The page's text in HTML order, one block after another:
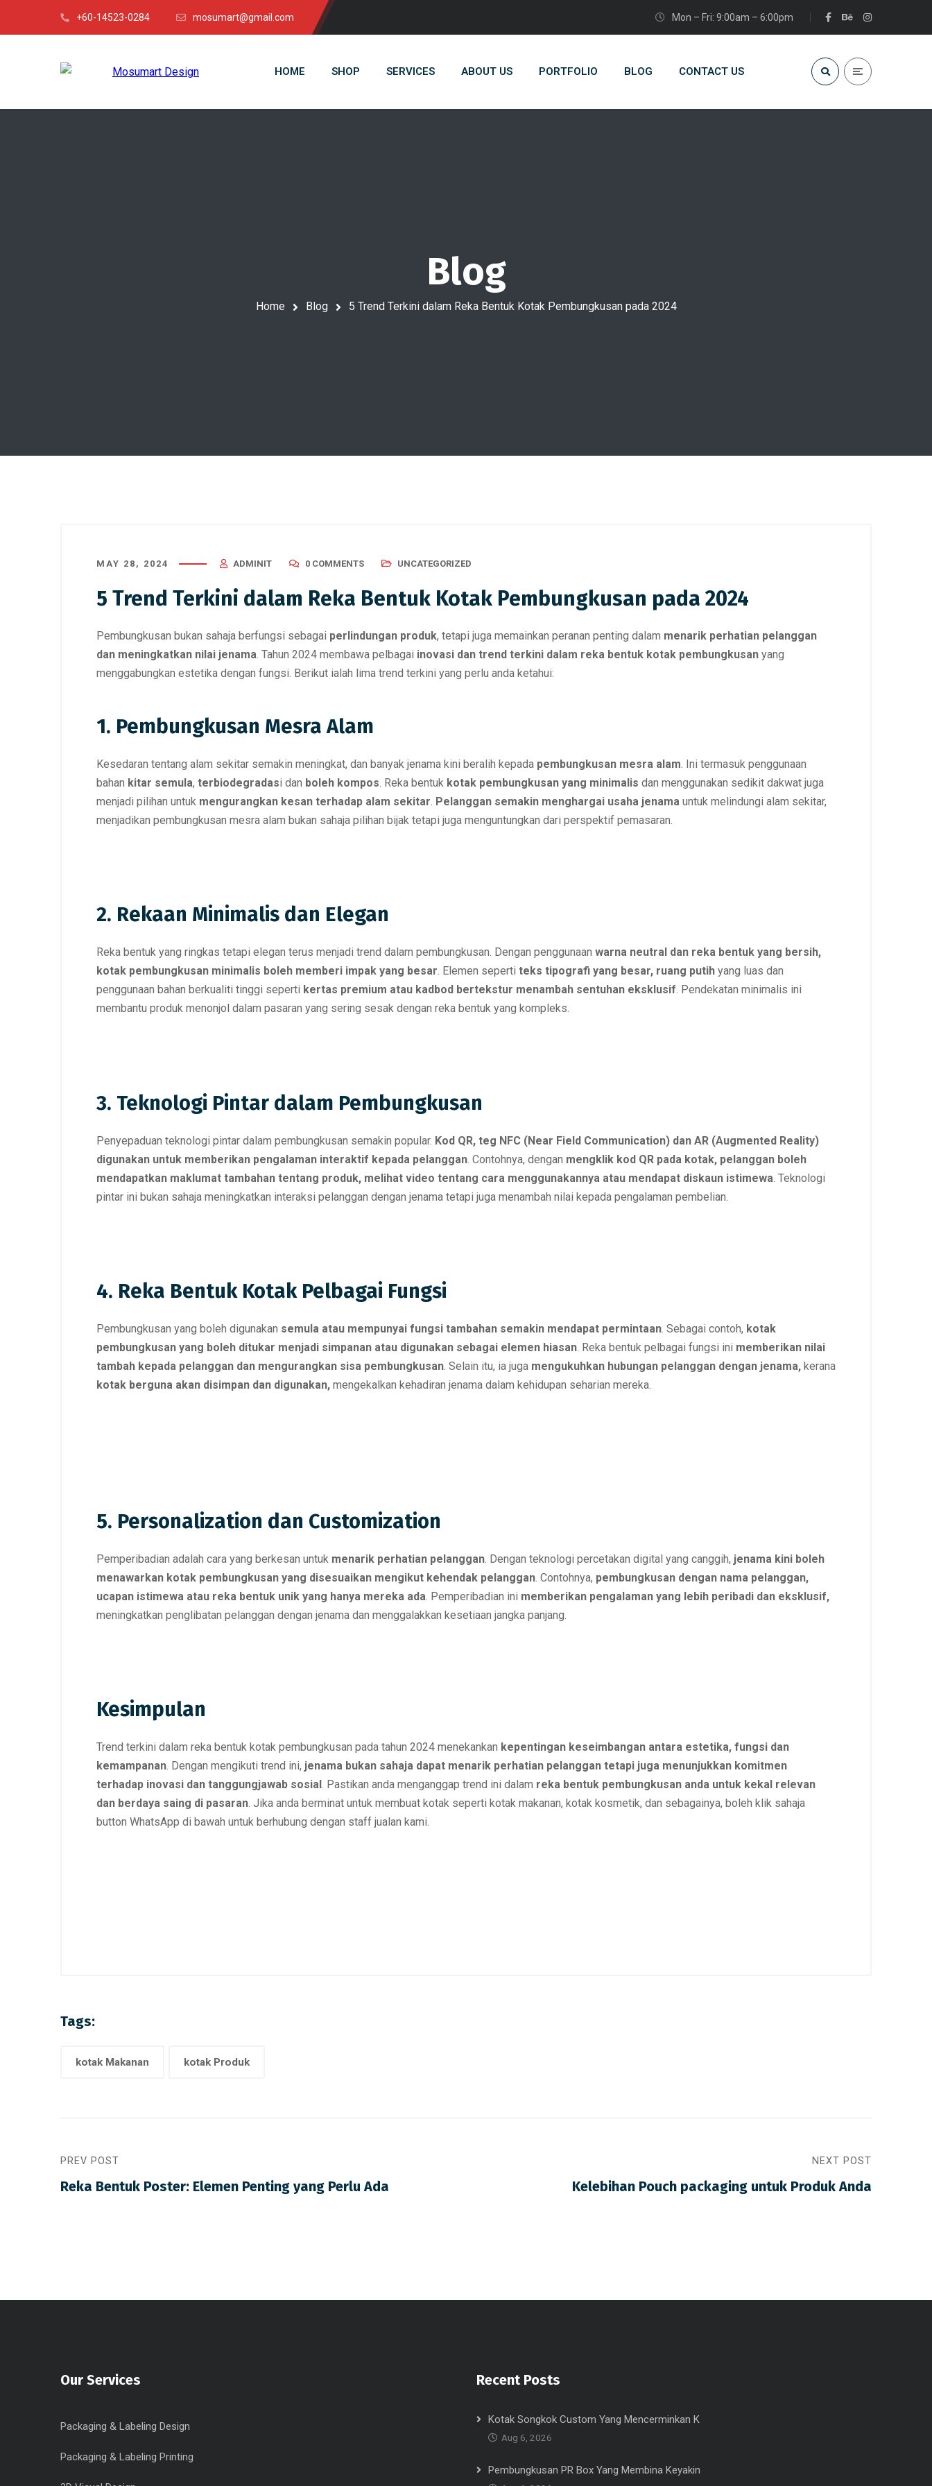
+60-14523-0284 mosumart@gmail.com Mon – Fri: 9:00am – 6:00pm
HOME SHOP SERVICES ABOUT US PORTFOLIO BLOG CONTACT US
Blog
Home Blog 5 Trend Terkini dalam Reka Bentuk Kotak Pembungkusan pada 2024
MAY 28, 2024 ADMINIT 0 COMMENTS UNCATEGORIZED
5 Trend Terkini dalam Reka Bentuk Kotak Pembungkusan pada 2024
Pembungkusan bukan sahaja berfungsi sebagai perlindungan produk, tetapi juga memainkan peranan penting dalam menarik perhatian pelanggan
dan meningkatkan nilai jenama. Tahun 2024 membawa pelbagai inovasi dan trend terkini dalam reka bentuk kotak pembungkusan yang
menggabungkan estetika dengan fungsi. Berikut ialah lima trend terkini yang perlu anda ketahui:
1. Pembungkusan Mesra Alam
Kesedaran tentang alam sekitar semakin meningkat, dan banyak jenama kini beralih kepada pembungkusan mesra alam . Ini termasuk penggunaan
bahan kitar semula, terbiodegradasi dan boleh kompos . Reka bentuk kotak pembungkusan yang minimalis dan menggunakan sedikit dakwat juga
menjadi pilihan untuk mengurangkan kesan terhadap alam sekitar Pelanggan semakin menghargai usaha jenama untuk melindungi alam sekitar,
menjadikan pembungkusan mesra alam bukan sahaja pilihan bijak tetapi juga menguntungkan dari perspektif pemasaran.
2. Rekaan Minimalis dan Elegan
Reka bentuk yang ringkas tetapi elegan terus menjadi trend dalam pembungkusan. Dengan penggunaan warna neutral dan reka bentuk yang bersih,
kotak pembungkusan minimalis boleh memberi impak yang besar. Elemen seperti teks tipografi yang besar, ruang putih yang luas dan
penggunaan bahan berkualiti tinggi seperti kertas premium atau kadbod bertekstur menambah sentuhan eksklusif. Pendekatan minimalis ini
membantu produk menonjol dalam pasaran yang sering sesak dengan reka bentuk yang kompleks.
3. Teknologi Pintar dalam Pembungkusan
Penyepaduan teknologi pintar dalam pembungkusan semakin popular. Kod QR, teg NFC (Near Field Communication) dan AR (Augmented Reality)
digunakan untuk memberikan pengalaman interaktif kepada pelanggan . Contohnya, dengan mengklik kod QR pada kotak, pelanggan boleh
mendapatkan maklumat tambahan tentang produk, melihat video tentang cara menggunakannya atau mendapat diskaun istimewa . Teknologi
pintar ini bukan sahaja meningkatkan interaksi pelanggan dengan jenama tetapi juga menambah nilai kepada pengalaman pembelian.
4. Reka Bentuk Kotak Pelbagai Fungsi
Pembungkusan yang boleh digunakan semula atau mempunyai fungsi tambahan semakin mendapat permintaan. Sebagai contoh, kotak
pembungkusan yang boleh ditukar menjadi simpanan atau digunakan sebagai elemen hiasan. Reka bentuk pelbagai fungsi ini memberikan nilai
tambah kepada pelanggan dan mengurangkan sisa pembungkusan. Selain itu, ia juga mengukuhkan hubungan pelanggan dengan jenama, kerana
kotak berguna akan disimpan dan digunakan, mengekalkan kehadiran jenama dalam kehidupan seharian mereka.
5. Personalization dan Customization
Pemperibadian adalah cara yang berkesan untuk menarik perhatian pelanggan . Dengan teknologi percetakan digital yang canggih, jenama kini boleh
menawarkan kotak pembungkusan yang disesuaikan mengikut kehendak pelanggan . Contohnya, pembungkusan dengan nama pelanggan,
ucapan istimewa atau reka bentuk unik yang hanya mereka ada . Pemperibadian ini memberikan pengalaman yang lebih peribadi dan eksklusif,
meningkatkan penglibatan pelanggan dengan jenama dan menggalakkan kesetiaan jangka panjang.
Kesimpulan
Trend terkini dalam reka bentuk kotak pembungkusan pada tahun 2024 menekankan kepentingan keseimbangan antara estetika, fungsi dan
kemampanan. Dengan mengikuti trend ini, jenama bukan sahaja dapat menarik perhatian pelanggan tetapi juga menunjukkan komitmen
terhadap inovasi dan tanggungjawab sosial. Pastikan anda menganggap trend ini dalam reka bentuk pembungkusan anda untuk kekal relevan
dan berdaya saing di pasaran. Jika anda berminat untuk membuat kotak seperti kotak makanan, kotak kosmetik, dan sebagainya, boleh klik sahaja
button WhatsApp di bawah untuk berhubung dengan staff jualan kami.
Tags:
kotak Makanan kotak Produk
PREV POST
Reka Bentuk Poster: Elemen Penting yang Perlu Ada
NEXT POST
Kelebihan Pouch packaging untuk Produk Anda
Our Services
Packaging & Labeling Design
Packaging & Labeling Printing
Recent Posts
Kotak Songkok Custom Yang Mencerminkan K
Aug 6, 2026
Pembungkusan PR Box Yang Membina Keyakin